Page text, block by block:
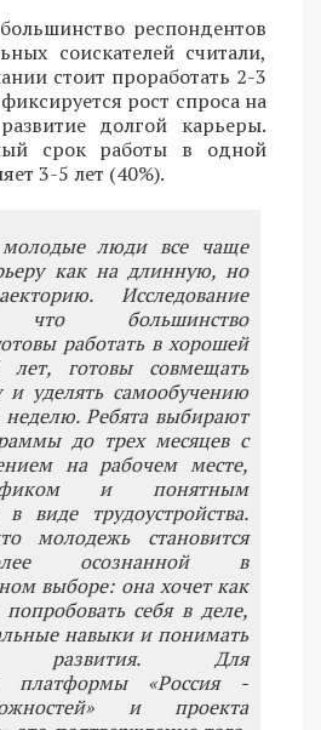
респондентов
соискателей считали,
стоит проработать 2-3
рост спроса на
долгой карьеры.
срок работы в одной
3-5 лет (40%).
люди все чаще
как на длинную, но
Исследование
что большинство
работать в хорошей
готовы совмещать
и уделять самообучению
неделю. Ребята выбирают
до трех месяцев с
на рабочем месте,
и понятным
виде трудоустройства.
молодежь становится
осознанной в
выборе: она хочет как
себя в деле,
навыки и понимать
развития. Для
платформы «Россия -
и проекта